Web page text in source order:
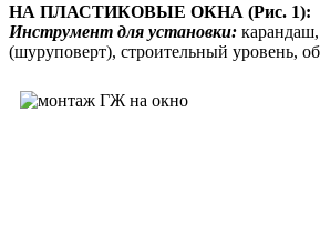
НА ПЛАСТИКОВЫЕ ОКНА (Рис. 1):
Инструмент для установки: карандаш,
(шуруповерт), строительный уровень,